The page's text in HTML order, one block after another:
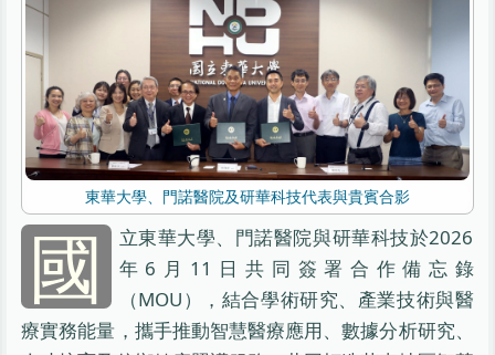
東華大學、門諾醫院及研華科技代表與貴賓合影
國
立東華大學、門諾醫院與研華科技於2026
年6月11日共同簽署合作備忘錄
（MOU），結合學術研究、產業技術與醫
療實務能量，攜手推動智慧醫療應用、數據分析研究、